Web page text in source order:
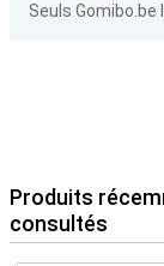
Seuls
Produits
consultés